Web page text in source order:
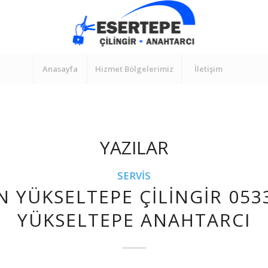
Anasayfa Hizmet Bölgelerimiz İletişim
YAZILAR
SERVIS
YÜKSELTEPE ÇILINGIR
YÜKSELTEPE ANAHTARCI